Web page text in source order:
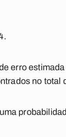
erro
no total